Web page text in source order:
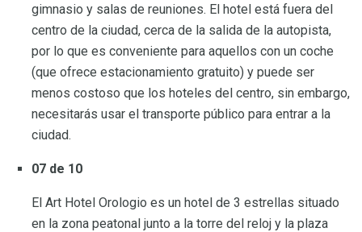
gimnasio y salas de reuniones. El hotel está fuera del
centro de la ciudad, cerca de la salida de la autopista,
por lo que es conveniente para aquellos con un coche
(que ofrece estacionamiento gratuito) y puede ser
menos costoso que los hoteles del centro, sin embargo,
necesitarás usar el transporte público para entrar a la
ciudad.
07 de 10
El Art Hotel Orologio es un hotel de 3 estrellas situado
en la zona peatonal junto a la torre del reloj y la plaza